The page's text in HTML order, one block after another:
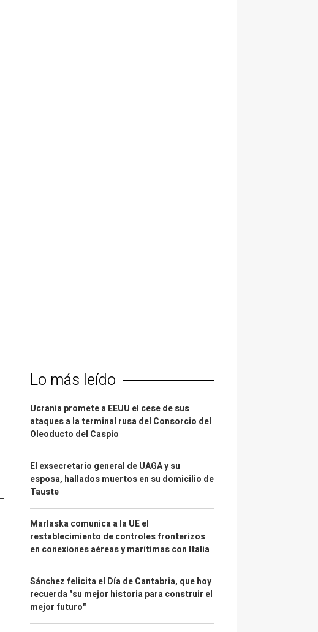
Lo más leído
Ucrania promete a EEUU el cese de sus
ataques a la terminal rusa del Consorcio del
Oleoducto del Caspio
El exsecretario general de UAGA y su
esposa, hallados muertos en su domicilio de
Tauste
Marlaska comunica a la UE el
restablecimiento de controles fronterizos
en conexiones aéreas y marítimas con Italia
Sánchez felicita el Día de Cantabria, que hoy
recuerda "su mejor historia para construir el
mejor futuro"